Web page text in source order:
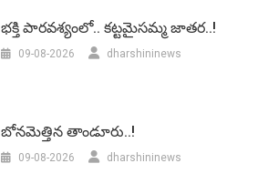
భక్తి పారవశ్యంలో.. కట్టమైసమ్మ జాతర..!
09-08-2026 dharshininews
బోనమెత్తిన తాండూరు..!
09-08-2026 dharshininews